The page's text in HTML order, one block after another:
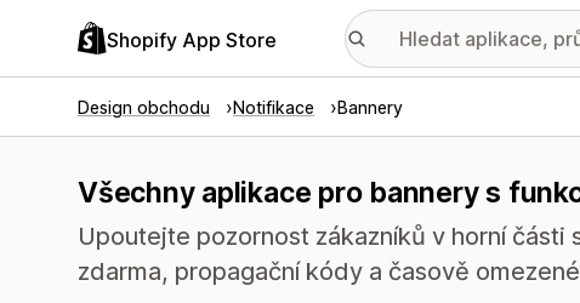
Shopify App Store
Design obchodu Notifikace Bannery
Všechny aplikace pro bannery s
Upoutejte pozornost zákazníků v horní
zdarma, propagační kódy a časově